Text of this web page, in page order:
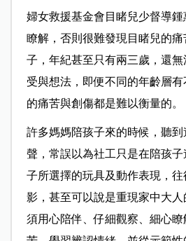
婦女救援基金會目睹兒少督導
瞭解，否則很難發現目睹兒的
子，年紀甚至只有兩三歲，還
受與想法，即便不同的年齡層
的痛苦與創傷都是難以衡量的。
許多媽媽陪孩子來的時候，聽
聲，常誤以為社工只是在陪孩
子所選擇的玩具及動作表現，
影，甚至可以說是重現家中大
須用心陪伴、仔細觀察、細心